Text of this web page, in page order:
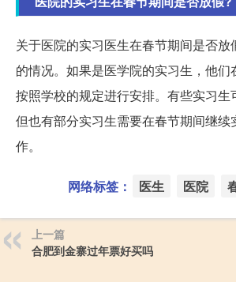
关于医院的实习医生在春节期间是否
的情况。如果是医学院的实习生，他
按照学校的规定进行安排。有些实习生
但也有部分实习生需要在春节期间继续
作。
网络标签： 医生 医院
上一篇
合肥到金寨过年票好买吗